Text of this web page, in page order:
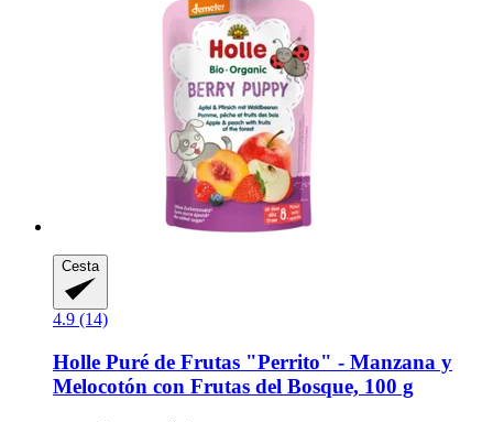
Cesta
4.9 (14)
Holle Puré de Frutas "Perrito" -​ Manzana y
Melocotón con Frutas del Bosque, 100 g